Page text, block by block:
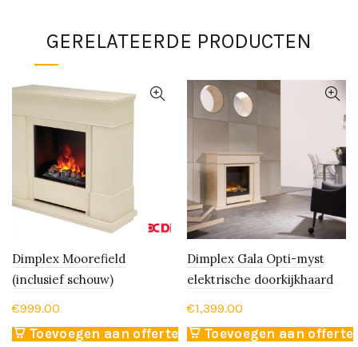
GERELATEERDE PRODUCTEN
Dimplex Moorefield
(inclusief schouw)
€999.00
Toevoegen aan offerte
Dimplex Gala Opti-myst
elektrische doorkijkhaard
€1,399.00
Toevoegen aan offerte